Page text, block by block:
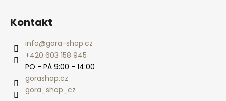
Kontakt
info@gora-shop.cz
+420 603 158 945
PO - PÁ 9:00 - 14:00
gorashop.cz
gora_shop_cz